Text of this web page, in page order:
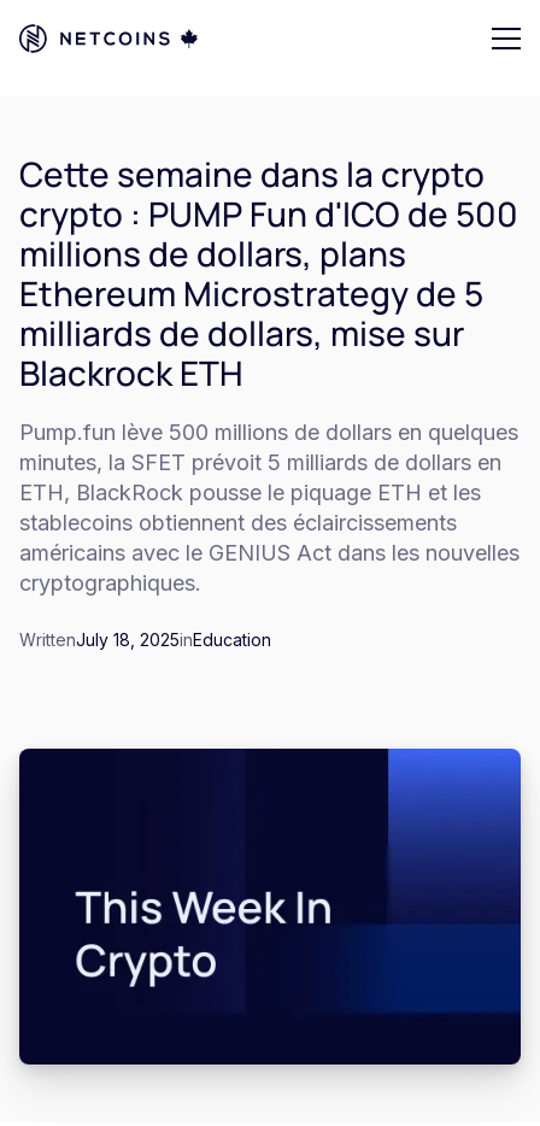
Cette semaine dans la crypto
crypto : PUMP Fun d'ICO de 500
millions de dollars, plans
Ethereum Microstrategy de 5
milliards de dollars, mise sur
Blackrock ETH
Pump.fun lève 500 millions de dollars en quelques
minutes, la SFET prévoit 5 milliards de dollars en
ETH, BlackRock pousse le piquage ETH et les
stablecoins obtiennent des éclaircissements
américains avec le GENIUS Act dans les nouvelles
cryptographiques.
WrittenJuly 18, 2025inEducation